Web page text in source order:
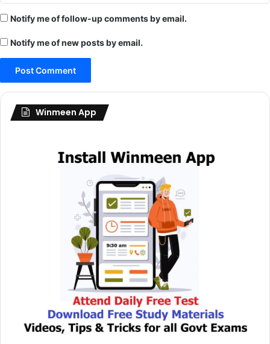
Notify me of follow-up comments by email.
Notify me of new posts by email.
Winmeen App